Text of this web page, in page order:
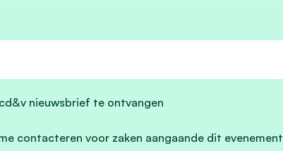
nieuwsbrief te ontvangen
contacteren voor zaken aangaande dit evenement